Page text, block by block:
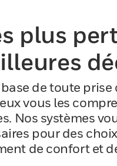
plus
de toute
vous les
Nos systèmes
pour des
de confort et